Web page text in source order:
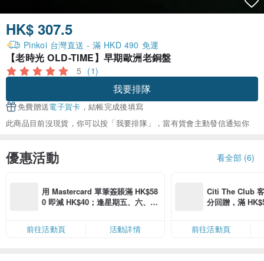
HK$ 307.5
Pinkoi 台灣直送 - 滿 HKD 490 免運
【老時光 OLD-TIME】早期歐洲老銅盤
5 (1)
我要排隊
免費贈送電子賀卡 ，結帳完成後填寫
此商品目前沒現貨，你可以按「我要排隊」，當有貨會主動發信通知你
優惠活動 看全部 (6)
用 Mastercard 單筆簽賬滿 HK$58
0 即減 HK$40；逢星期五、六、日
限，額滿即止，僅限「常用信用
卡」結帳）
前往活動頁 活動詳情
Citi The Club
分回贈，滿
前往活動頁